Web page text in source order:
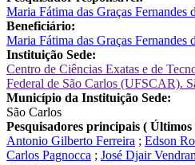
Maria Fátima das Graças Fernandes
Beneficiário:
Maria Fátima das Graças Fernandes
Instituição Sede:
Centro de Ciências Exatas e de
Federal de São Carlos (UFSCAR).
Município da Instituição Sede:
São Carlos
Pesquisadores principais ( Últimos
Antonio Gilberto Ferreira ; Edson
Carlos Pagnocca ; José Djair